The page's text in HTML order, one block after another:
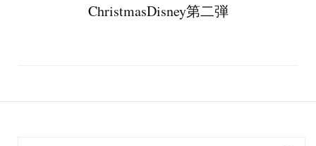
ChristmasDisney第二弾